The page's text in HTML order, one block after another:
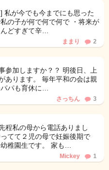
私が今でも今までにも思った
の子が何で何で何で ・将来が
どすぎて辛…
ままり 2
参加しますか？？ 明後日、上
あります。 毎年平和の会は親
パも育休に…
さっちん 3
程私の母から電話ありまし
てて２児の母で妊娠後期で
稚園生です。 家も…
Mickey 1